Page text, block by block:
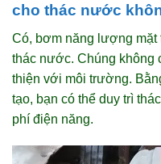
cho thác nước
Có, bơm năng lượng
thác nước. Chúng không
thiện với môi trường.
tạo, bạn có thể duy trì
phí điện năng.